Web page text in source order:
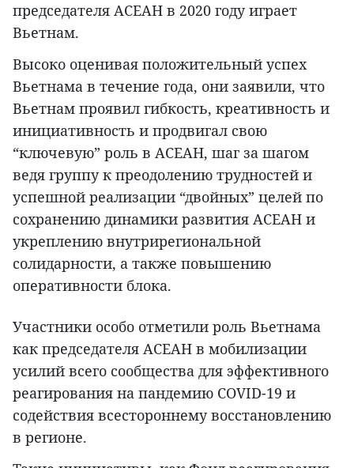
председателя АСЕАН в 2020 году играет
Вьетнам.
Высоко оценивая положительный успех
Вьетнама в течение года, они заявили, что
Вьетнам проявил гибкость, креативность и
инициативность и продвигал свою
“ключевую” роль в АСЕАН, шаг за шагом
ведя группу к преодолению трудностей и
успешной реализации “двойных” целей по
сохранению динамики развития АСЕАН и
укреплению внутрирегиональной
солидарности, а также повышению
оперативности блока.
Участники особо отметили роль Вьетнама
как председателя АСЕАН в мобилизации
усилий всего сообщества для эффективного
реагирования на пандемию COVID-19 и
содействия всестороннему восстановлению
в регионе.